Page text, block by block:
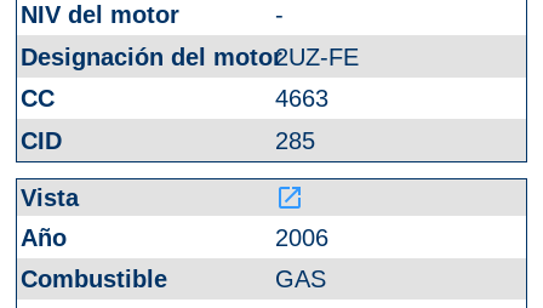
-
2UZ-FE
4663
285
launch
2006
GAS